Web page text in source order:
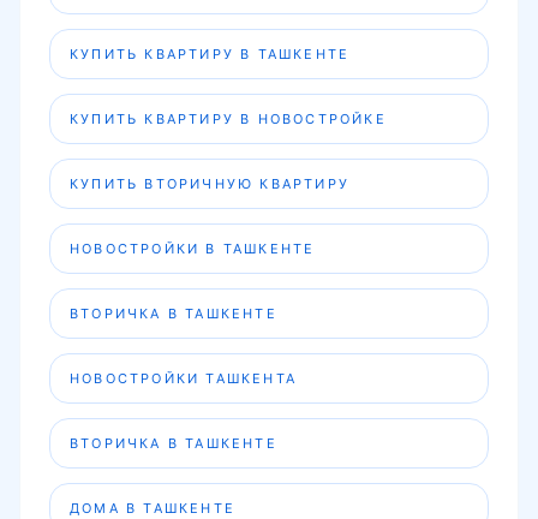
КУПИТЬ КВАРТИРУ В ТАШКЕНТЕ
КУПИТЬ КВАРТИРУ В НОВОСТРОЙКЕ
КУПИТЬ ВТОРИЧНУЮ КВАРТИРУ
НОВОСТРОЙКИ В ТАШКЕНТЕ
ВТОРИЧКА В ТАШКЕНТЕ
НОВОСТРОЙКИ ТАШКЕНТА
ВТОРИЧКА В ТАШКЕНТЕ
ДОМА В ТАШКЕНТЕ